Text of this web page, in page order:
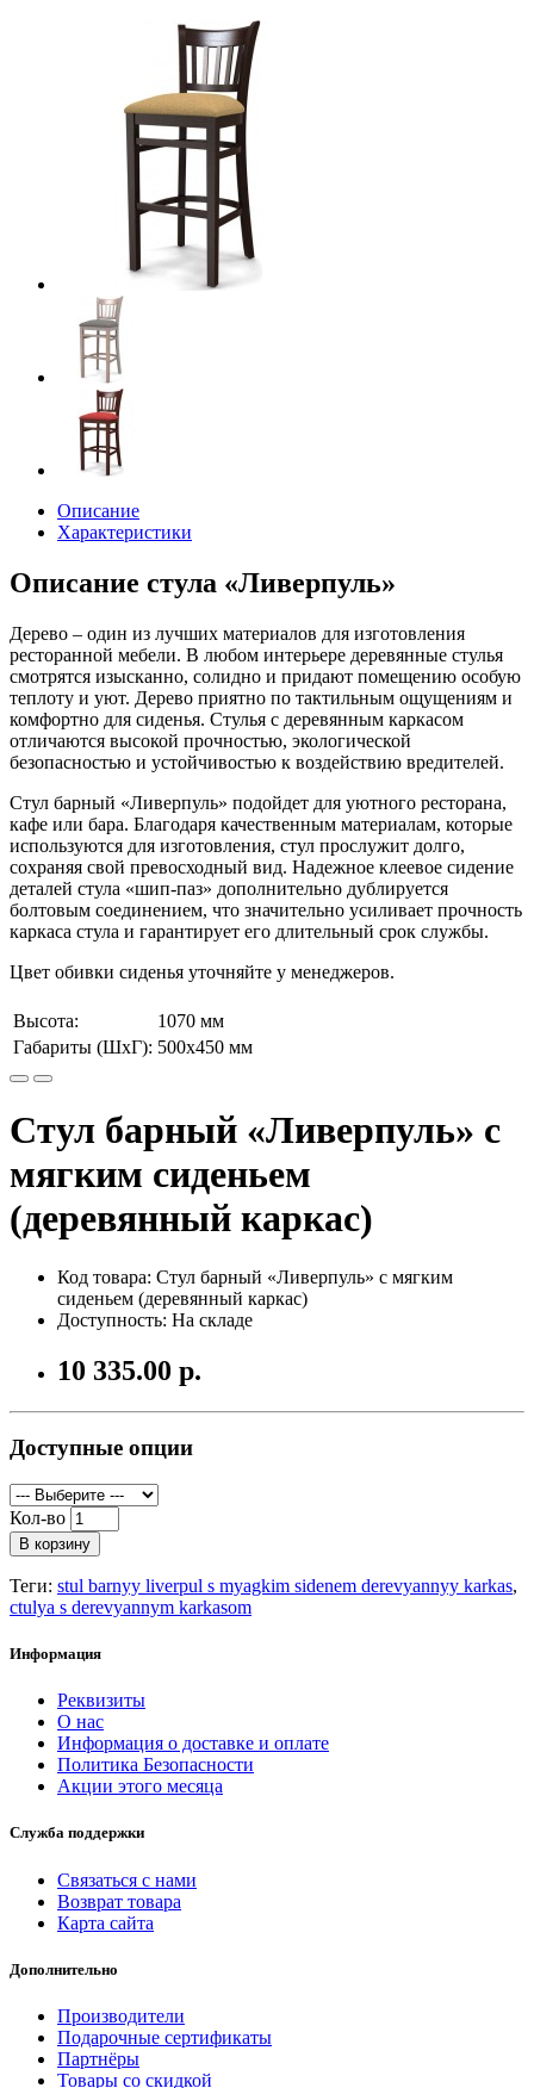
Описание
Характеристики
Описание стула «Ливерпуль»
Дерево – один из лучших материалов для изготовления
ресторанной мебели. В любом интерьере деревянные стулья
смотрятся изысканно, солидно и придают помещению особую
теплоту и уют. Дерево приятно по тактильным ощущениям и
комфортно для сиденья. Стулья с деревянным каркасом
отличаются высокой прочностью, экологической
безопасностью и устойчивостью к воздействию вредителей.
Стул барный «Ливерпуль» подойдет для уютного ресторана,
кафе или бара. Благодаря качественным материалам, которые
используются для изготовления, стул прослужит долго,
сохраняя свой превосходный вид. Надежное клеевое сидение
деталей стула «шип-паз» дополнительно дублируется
болтовым соединением, что значительно усиливает прочность
каркаса стула и гарантирует его длительный срок службы.
Цвет обивки сиденья уточняйте у менеджеров.
Высота:
1070 мм
Габариты (ШхГ): 500х450 мм
Стул барный «Ливерпуль» с
мягким сиденьем
(деревянный каркас)
Код товара: Стул барный «Ливерпуль» с мягким
сиденьем (деревянный каркас)
Доступность: На складе
10 335.00 р.
Доступные опции
Кол-во
В корзину
Теги: stul barnyy liverpul s myagkim sidenem derevyannyy karkas,
ctulya s derevyannym karkasom
Информация
Реквизиты
О нас
Информация о доставке и оплате
Политика Безопасности
Акции этого месяца
Служба поддержки
Связаться с нами
Возврат товара
Карта сайта
Дополнительно
Производители
Подарочные сертификаты
Партнёры
Товары со скидкой